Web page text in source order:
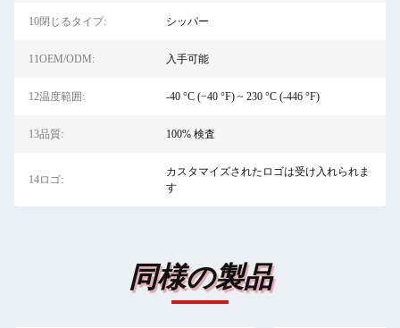
10閉じるタイプ: シッパー
11OEM/ODM: 入手可能
12温度範囲: -40 °C (−40 °F) ~ 230 °C (-446 °F)
13品質: 100% 検査
14ロゴ:
カスタマイズされたロゴは受け入れられま
す
同様の製品